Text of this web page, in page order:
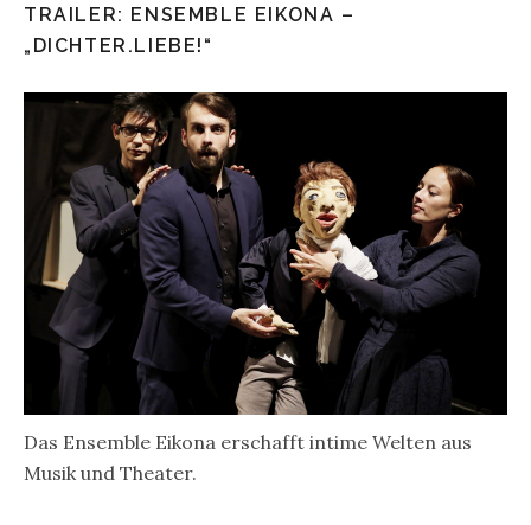
TRAILER: ENSEMBLE EIKONA –
„DICHTER.LIEBE!“
Das Ensemble Eikona erschafft intime Welten aus
Musik und Theater.